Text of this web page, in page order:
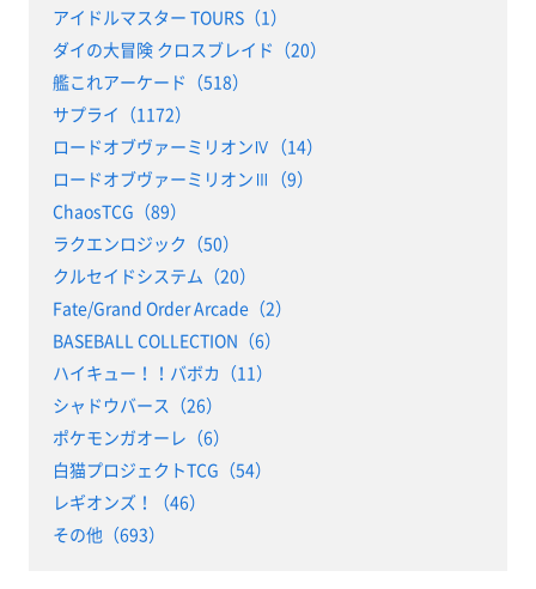
アイドルマスター TOURS（1）
ダイの大冒険 クロスブレイド（20）
艦これアーケード（518）
サプライ（1172）
ロードオブヴァーミリオンⅣ（14）
ロードオブヴァーミリオンⅢ（9）
ChaosTCG（89）
ラクエンロジック（50）
クルセイドシステム（20）
Fate/Grand Order Arcade（2）
BASEBALL COLLECTION（6）
ハイキュー！！バボカ（11）
シャドウバース（26）
ポケモンガオーレ（6）
白猫プロジェクトTCG（54）
レギオンズ！（46）
その他（693）